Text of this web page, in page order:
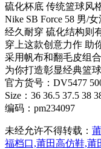
硫化杯底 传统篮球风
Nike SB Force 58 男/
经久耐穿 硫化结构则
穿上这款创意力作 助
采用帆布和翻毛皮组
为你打造彰显经典篮
官方货号：DV5477
Size：36 36.5 37.5 38
编码：pm234097
未经允许不得转载：
福档口,莆田高仿鞋,莆